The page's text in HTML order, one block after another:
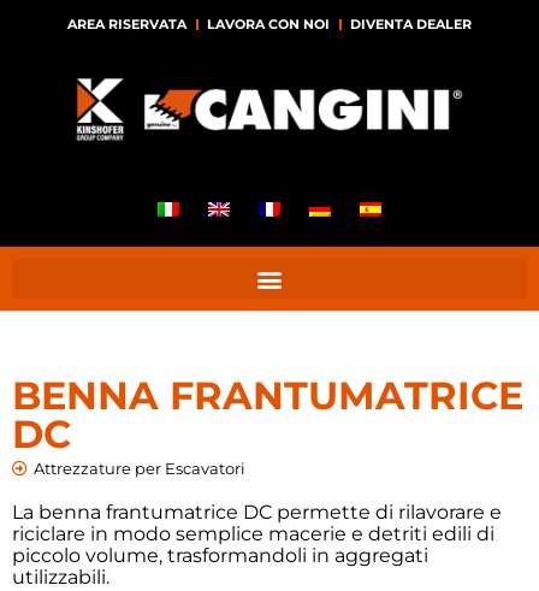
AREA RISERVATA LAVORA CON NOI DIVENTA DEALER
BENNA FRANTUMATRICE
DC
Attrezzature per Escavatori
La benna frantumatrice DC permette di rilavorare e
riciclare in modo semplice macerie e detriti edili di
piccolo volume, trasformandoli in aggregati
utilizzabili.